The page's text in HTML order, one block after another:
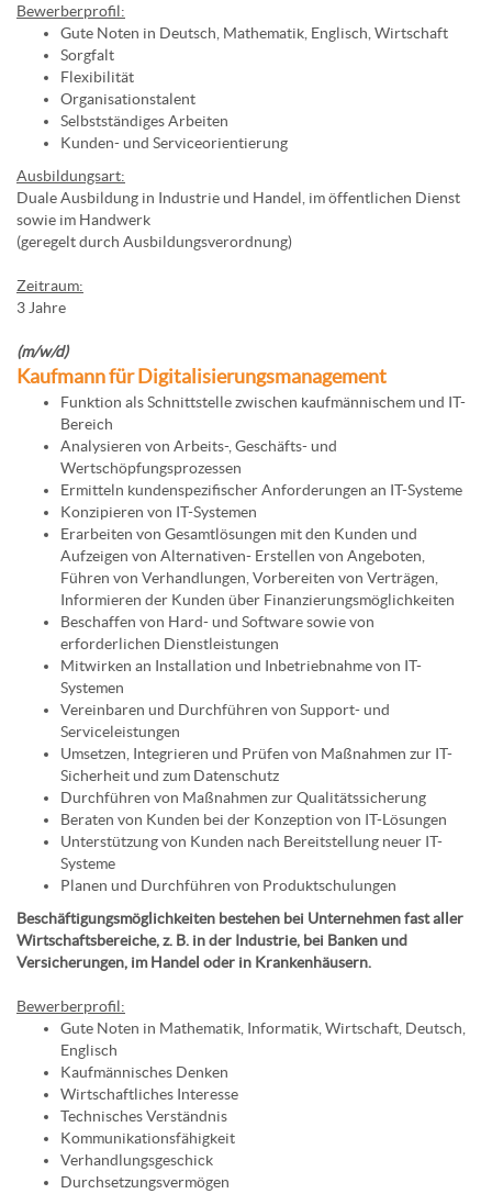
Bewerberprofil:
Gute Noten in Deutsch, Mathematik, Englisch, Wirtschaft
Sorgfalt
Flexibilität
Organisationstalent
Selbstständiges Arbeiten
Kunden- und Serviceorientierung
Ausbildungsart:
Duale Ausbildung in Industrie und Handel, im öffentlichen Dienst
sowie im Handwerk
(geregelt durch Ausbildungsverordnung)
Zeitraum:
3 Jahre
(m/w/d)
Kaufmann für Digitalisierungsmanagement
Funktion als Schnittstelle zwischen kaufmännischem und IT-
Bereich
Analysieren von Arbeits-, Geschäfts- und
Wertschöpfungsprozessen
Ermitteln kundenspezifischer Anforderungen an IT-Systeme
Konzipieren von IT-Systemen
Erarbeiten von Gesamtlösungen mit den Kunden und
Aufzeigen von Alternativen- Erstellen von Angeboten,
Führen von Verhandlungen, Vorbereiten von Verträgen,
Informieren der Kunden über Finanzierungsmöglichkeiten
Beschaffen von Hard- und Software sowie von
erforderlichen Dienstleistungen
Mitwirken an Installation und Inbetriebnahme von IT-
Systemen
Vereinbaren und Durchführen von Support- und
Serviceleistungen
Umsetzen, Integrieren und Prüfen von Maßnahmen zur IT-
Sicherheit und zum Datenschutz
Durchführen von Maßnahmen zur Qualitätssicherung
Beraten von Kunden bei der Konzeption von IT-Lösungen
Unterstützung von Kunden nach Bereitstellung neuer IT-
Systeme
Planen und Durchführen von Produktschulungen
Beschäftigungsmöglichkeiten bestehen bei Unternehmen fast aller
Wirtschaftsbereiche, z. B. in der Industrie, bei Banken und
Versicherungen, im Handel oder in Krankenhäusern.
Bewerberprofil:
Gute Noten in Mathematik, Informatik, Wirtschaft, Deutsch,
Englisch
Kaufmännisches Denken
Wirtschaftliches Interesse
Technisches Verständnis
Kommunikationsfähigkeit
Verhandlungsgeschick
Durchsetzungsvermögen